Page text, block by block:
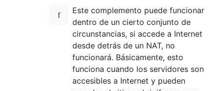
Este complemento puede funcionar
dentro de un cierto conjunto de
circunstancias, si accede a Internet
desde detrás de un NAT, no
funcionará. Básicamente, esto
funciona cuando los servidores son
accesibles a Internet y pueden